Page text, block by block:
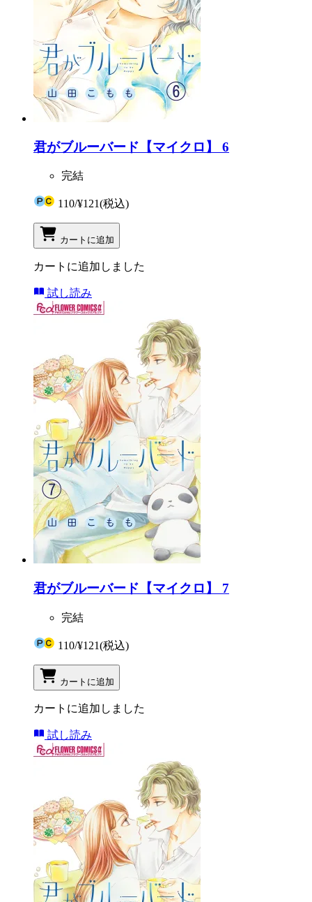
君がブルーバード【マイクロ】 6
完結
110/¥121(税込)
カートに追加
カートに追加しました
試し読み
君がブルーバード【マイクロ】 7
完結
110/¥121(税込)
カートに追加
カートに追加しました
試し読み